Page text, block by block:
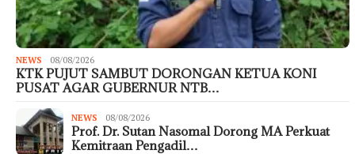
NEWS 08/08/2026
KTK PUJUT SAMBUT DORONGAN KETUA KONI
PUSAT AGAR GUBERNUR NTB…
NEWS 08/08/2026
Prof. Dr. Sutan Nasomal Dorong MA Perkuat
Kemitraan Pengadil…